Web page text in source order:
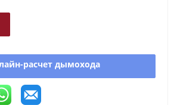
расчет дымохода